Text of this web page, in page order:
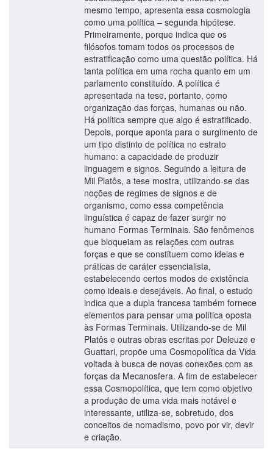
mesmo tempo, apresenta essa cosmologia
como uma política – segunda hipótese.
Primeiramente, porque indica que os
filósofos tomam todos os processos de
estratificação como uma questão política. Há
tanta política em uma rocha quanto em um
parlamento constituído. A política é
apresentada na tese, portanto, como
organização das forças, humanas ou não.
Há política sempre que algo é estratificado.
Depois, porque aponta para o surgimento de
um tipo distinto de política no estrato
humano: a capacidade de produzir
linguagem e signos. Seguindo a leitura de
Mil Platôs, a tese mostra, utilizando-se das
noções de regimes de signos e de
organismo, como essa competência
linguística é capaz de fazer surgir no
humano Formas Terminais. São fenômenos
que bloqueiam as relações com outras
forças e que se constituem como ideias e
práticas de caráter essencialista,
estabelecendo certos modos de existência
como ideais e desejáveis. Ao final, o estudo
indica que a dupla francesa também fornece
elementos para pensar uma política oposta
às Formas Terminais. Utilizando-se de Mil
Platôs e outras obras escritas por Deleuze e
Guattari, propõe uma Cosmopolítica da Vida
voltada à busca de novas conexões com as
forças da Mecanosfera. A fim de estabelecer
essa Cosmopolítica, que tem como objetivo
a produção de uma vida mais notável e
interessante, utiliza-se, sobretudo, dos
conceitos de nomadismo, povo por vir, devir
e criação.